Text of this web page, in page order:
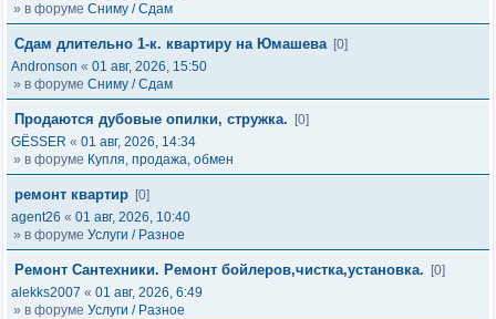
» в форуме Сниму / Сдам
Сдам длительно 1-к. квартиру на Юмашева [0]
Andronson « 01 авг, 2026, 15:50
» в форуме Сниму / Сдам
Продаются дубовые опилки, стружка.
[0]
GЁSSER « 01 авг, 2026, 14:34
» в форуме Купля, продажа, обмен
ремонт квартир [0]
agent26 « 01 авг, 2026, 10:40
» в форуме Услуги / Разное
Ремонт Сантехники. Ремонт бойлеров,чистка,установка.
[0]
alekks2007 « 01 авг, 2026, 6:49
» в форуме Услуги / Разное